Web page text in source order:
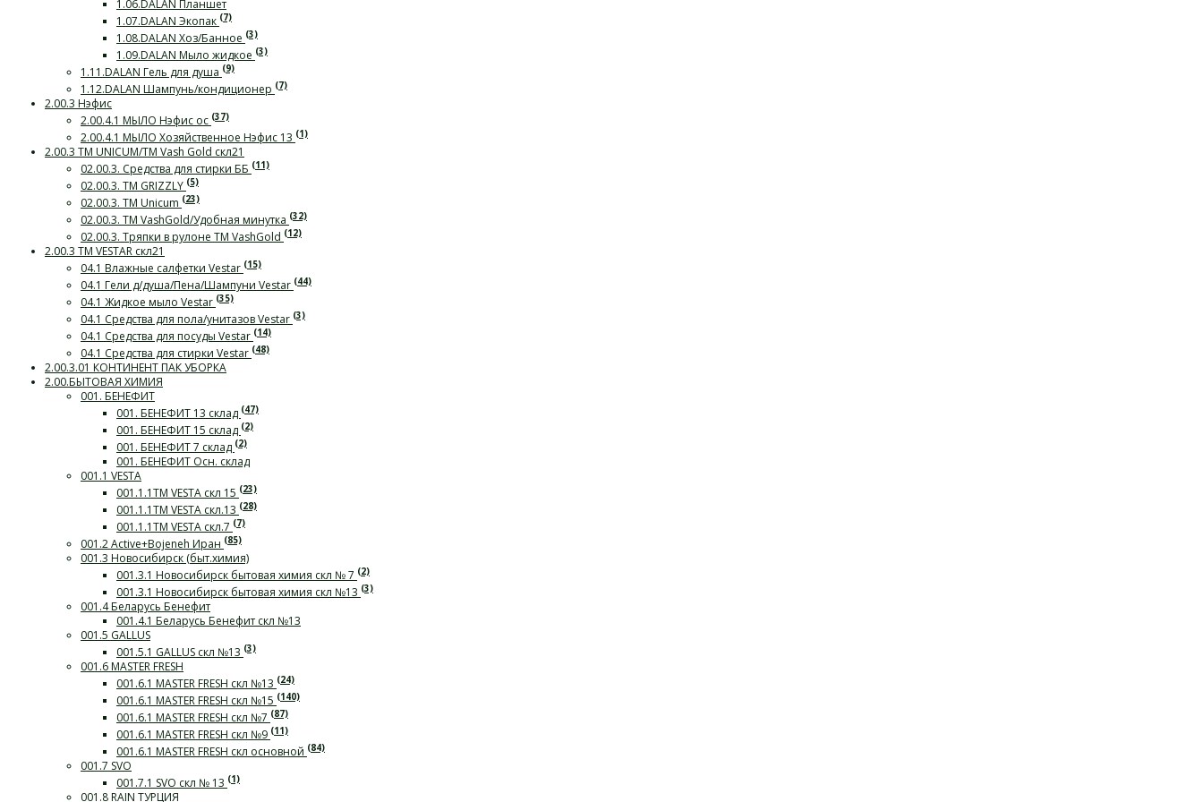
1.06.DALAN Планшет
1.07.DALAN Экопак (7)
1.08.DALAN Хоз/Банное (3)
1.09.DALAN Мыло жидкое (3)
1.11.DALAN Гель для душа (9)
1.12.DALAN Шампунь/кондиционер (7)
2.00.3 Нэфис
2.00.4.1 МЫЛО Нэфис ос (37)
2.00.4.1 МЫЛО Хозяйственное Нэфис 13 (1)
2.00.3 ТМ UNICUM/ТМ Vash Gold скл21
02.00.3. Средства для стирки ББ (11)
02.00.3. ТМ GRIZZLY (5)
02.00.3. ТМ Unicum (23)
02.00.3. ТМ VashGold/Удобная минутка (32)
02.00.3. Тряпки в рулоне ТМ VashGold (12)
2.00.3 ТМ VESTAR скл21
04.1 Влажные салфетки Vestar (15)
04.1 Гели д/душа/Пена/Шампуни Vestar (44)
04.1 Жидкое мыло Vestar (35)
04.1 Средства для пола/унитазов Vestar (3)
04.1 Средства для посуды Vestar (14)
04.1 Средства для стирки Vestar (48)
2.00.3.01 КОНТИНЕНТ ПАК УБОРКА
2.00.БЫТОВАЯ ХИМИЯ
001. БЕНЕФИТ
001. БЕНЕФИТ 13 склад (47)
001. БЕНЕФИТ 15 склад (2)
001. БЕНЕФИТ 7 склад (2)
001. БЕНЕФИТ Осн. склад
001.1 VESTA
001.1.1ТМ VESTA скл 15 (23)
001.1.1ТМ VESTA скл.13 (28)
001.1.1ТМ VESTA скл.7 (7)
001.2 Active+Bojeneh Иран (85)
001.3 Новосибирск (быт.химия)
001.3.1 Новосибирск бытовая химия скл № 7 (2)
001.3.1 Новосибирск бытовая химия скл №13 (3)
001.4 Беларусь Бенефит
001.4.1 Беларусь Бенефит скл №13
001.5 GALLUS
001.5.1 GALLUS скл №13 (3)
001.6 MASTER FRESH
001.6.1 MASTER FRESH скл №13 (24)
001.6.1 MASTER FRESH скл №15 (140)
001.6.1 MASTER FRESH скл №7 (87)
001.6.1 MASTER FRESH скл №9 (11)
001.6.1 MASTER FRESH скл основной (84)
001.7 SVO
001.7.1 SVO скл № 13 (1)
001.8 RAIN ТУРЦИЯ